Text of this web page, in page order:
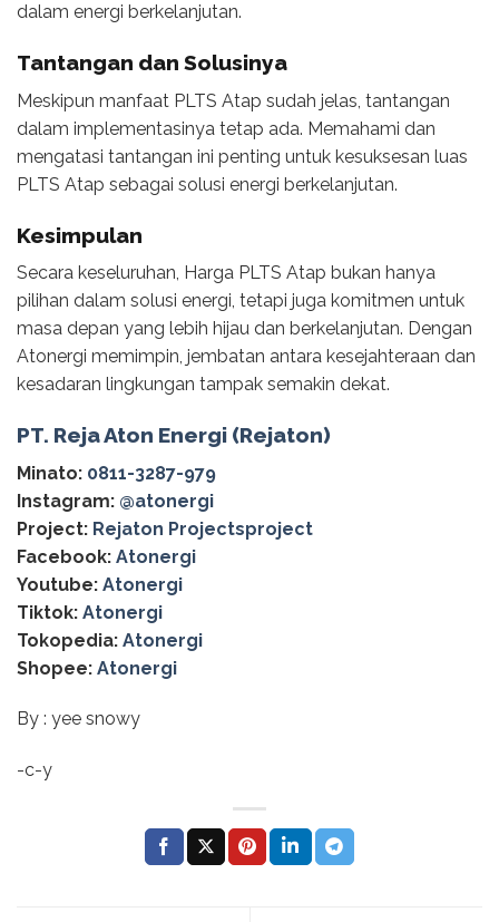
dalam energi berkelanjutan.
Tantangan dan Solusinya
Meskipun manfaat PLTS Atap sudah jelas, tantangan
dalam implementasinya tetap ada. Memahami dan
mengatasi tantangan ini penting untuk kesuksesan luas
PLTS Atap sebagai solusi energi berkelanjutan.
Kesimpulan
Secara keseluruhan, Harga PLTS Atap bukan hanya
pilihan dalam solusi energi, tetapi juga komitmen untuk
masa depan yang lebih hijau dan berkelanjutan. Dengan
Atonergi memimpin, jembatan antara kesejahteraan dan
kesadaran lingkungan tampak semakin dekat.
PT. Reja Aton Energi (Rejaton)
Minato: 0811-3287-979
Instagram: @‌atonergi
Project: Rejaton Projectsproject
Facebook: Atonergi
Youtube: Atonergi
Tiktok: Atonergi
Tokopedia: Atonergi
Shopee: Atonergi
By : yee snowy
-c-y